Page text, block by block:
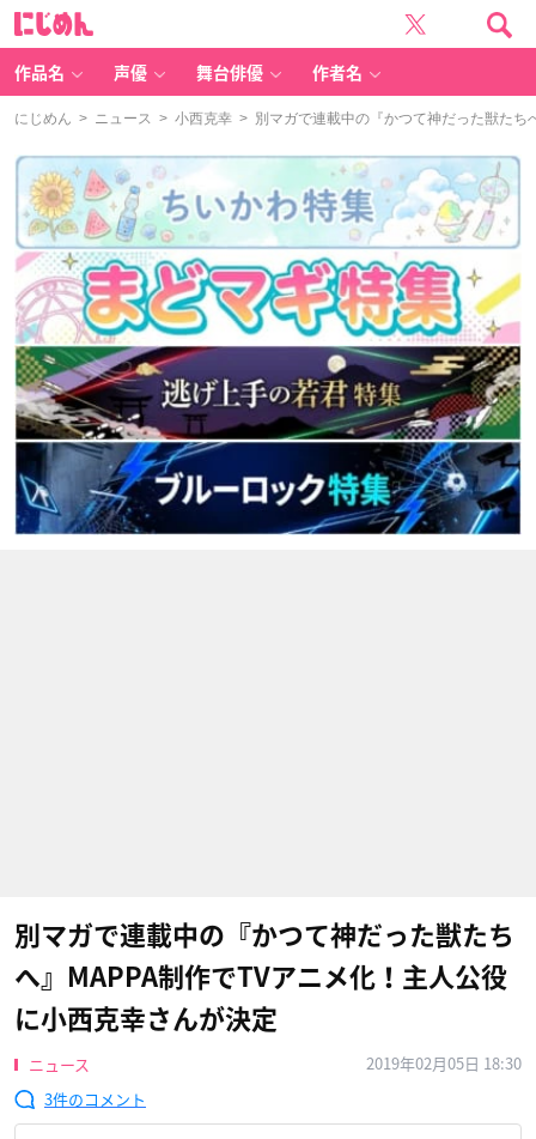
作品名 声優 舞台俳優 作者名
にじめん > ニュース > 小西克幸 > 別マガで連載中の『かつて神だった獣たち
別マガで連載中の『かつて神だった獣たち
へ』MAPPA制作でTVアニメ化！主人公役
に小西克幸さんが決定
ニュース
2019年02月05日 18:30
3